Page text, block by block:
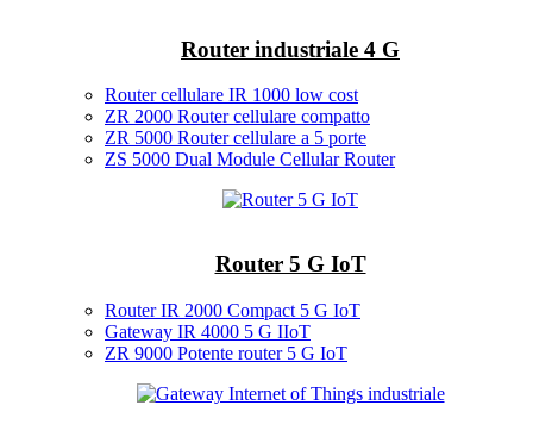
Router industriale 4 G
Router cellulare IR 1000 low cost
ZR 2000 Router cellulare compatto
ZR 5000 Router cellulare a 5 porte
ZS 5000 Dual Module Cellular Router
Router 5 G IoT
Router IR 2000 Compact 5 G IoT
Gateway IR 4000 5 G IIoT
ZR 9000 Potente router 5 G IoT